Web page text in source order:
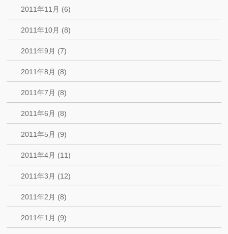
2011年11月 (6)
2011年10月 (8)
2011年9月 (7)
2011年8月 (8)
2011年7月 (8)
2011年6月 (8)
2011年5月 (9)
2011年4月 (11)
2011年3月 (12)
2011年2月 (8)
2011年1月 (9)